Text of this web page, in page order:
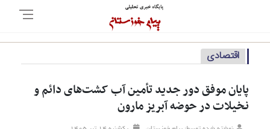
اقتصادی
پایان موفق دور جدید تأمین آب کشت‌های دائم و
نخیلات در حوضه آبریز مارون